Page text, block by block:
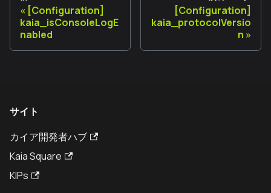
[Configuration]
kaia_isConsoleLogE
nabled
[Configuration]
kaia_protocolVersio
n
サイト
カイア開発者ハブ
Kaia Square
KIPs